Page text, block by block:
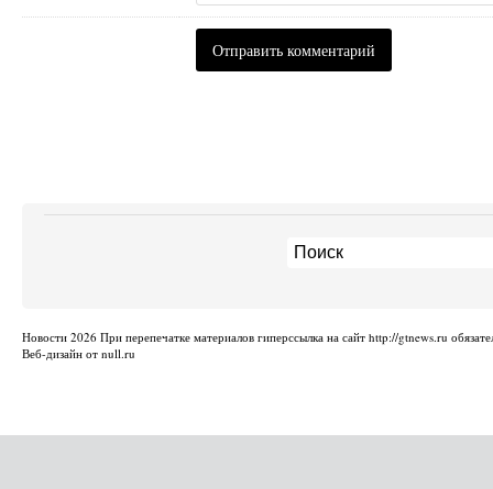
Новости 2026 При перепечатке материалов гиперссылка на сайт http://gtnews.ru
Веб-дизайн от null.ru